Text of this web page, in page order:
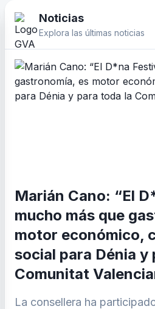
Noticias
Explora las últimas noticias
Marián Cano: “El
mucho más que
motor económico,
social para Dénia y
Comunitat
La consellera ha